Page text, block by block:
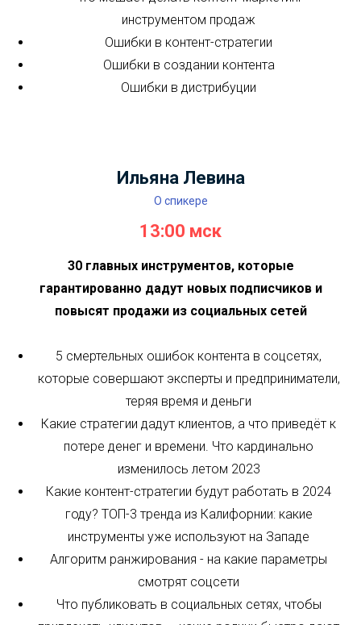
инструментом продаж
Ошибки в контент-стратегии
Ошибки в создании контента
Ошибки в дистрибуции
Ильяна Левина
13:00 мск
30 главных инструментов, которые
гарантированно дадут новых подписчиков и
повысят продажи из социальных сетей
5 смертельных ошибок контента в соцсетях,
которые совершают эксперты и предприниматели,
теряя время и деньги
Какие стратегии дадут клиентов, а что приведёт к
потере денег и времени. Что кардинально
изменилось летом 2023
Какие контент-стратегии будут работать в 2024